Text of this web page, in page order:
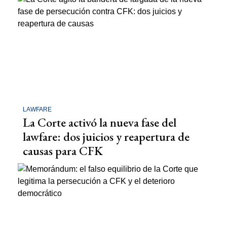
LAWFARE
La Corte activó la nueva fase del
lawfare: dos juicios y reapertura de
causas para CFK